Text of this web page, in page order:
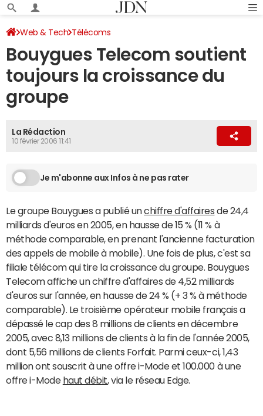
Web & Tech Télécoms
Bouygues Telecom soutient
toujours la croissance du
groupe
La Rédaction
10 février 2006 11:41
Je m'abonne aux Infos à ne pas rater
Le groupe Bouygues a publié unchiffre d'affaires de 24,4
milliards d'euros en 2005, en hausse de 15 % (11 % à
méthode comparable, en prenant l'ancienne facturation
des appels de mobile à mobile). Une fois de plus, c'est sa
filiale télécom qui tire la croissance du groupe. Bouygues
Telecom affiche un chiffre d'affaires de 4,52 milliards
d'euros sur l'année, en hausse de 24 % (+ 3 % à méthode
comparable). Le troisième opérateur mobile français a
dépassé le cap des 8 millions de clients en décembre
2005, avec 8,13 millions de clients à la fin de l'année 2005,
dont 5,56 millions de clients Forfait. Parmi ceux-ci, 1,43
million ont souscrit à une offre i-Mode et 100.000 à une
offre i-Mode haut débit, via le réseau Edge.